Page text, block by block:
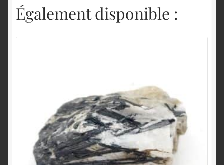
Également disponible :